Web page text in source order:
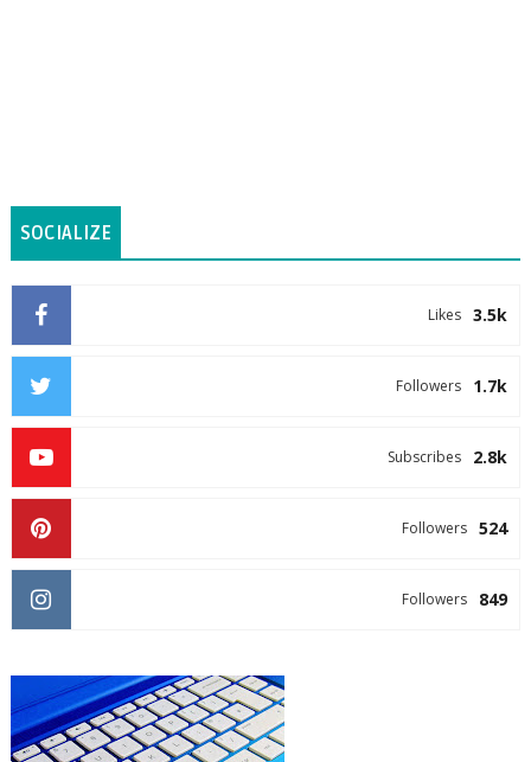
SOCIALIZE
3.5k
Likes
1.7k
Followers
2.8k
Subscribes
524
Followers
849
Followers